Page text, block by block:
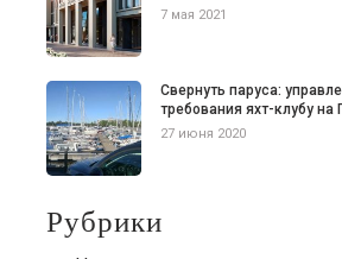
7 мая 2021
Свернуть паруса:
требования яхт-клубу на
27 июня 2020
Рубрики